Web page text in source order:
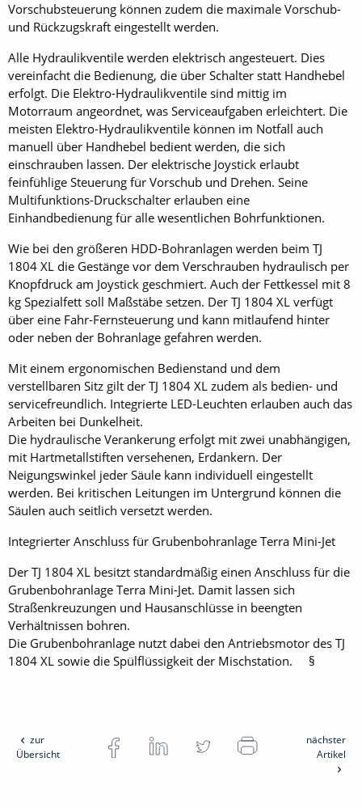
Vorschubsteuerung können zudem die maximale Vorschub-
und Rückzugskraft eingestellt werden.
Alle Hydraulikventile werden elektrisch angesteuert. Dies
vereinfacht die Bedienung, die über Schalter statt Handhebel
erfolgt. Die Elektro-Hydraulikventile sind mittig im
Motorraum angeordnet, was Serviceaufgaben erleichtert. Die
meisten Elektro-Hydraulikventile können im Notfall auch
manuell über Handhebel bedient werden, die sich
einschrauben lassen. Der elektrische Joystick erlaubt
feinfühlige Steuerung für Vorschub und Drehen. Seine
Multifunktions-Druckschalter erlauben eine
Einhandbedienung für alle wesentlichen Bohrfunktionen.
Wie bei den größeren HDD-Bohranlagen werden beim TJ
1804 XL die Gestänge vor dem Verschrauben hydraulisch per
Knopfdruck am Joystick geschmiert. Auch der Fettkessel mit 8
kg Spezialfett soll Maßstäbe setzen. Der TJ 1804 XL verfügt
über eine Fahr-Fernsteuerung und kann mitlaufend hinter
oder neben der Bohranlage gefahren werden.
Mit einem ergonomischen Bedienstand und dem
verstellbaren Sitz gilt der TJ 1804 XL zudem als bedien- und
servicefreundlich. Integrierte LED-Leuchten erlauben auch das
Arbeiten bei Dunkelheit.
Die hydraulische Verankerung erfolgt mit zwei unabhängigen,
mit Hartmetallstiften versehenen, Erdankern. Der
Neigungswinkel jeder Säule kann individuell eingestellt
werden. Bei ­kritischen Leitungen im Untergrund können die
Säulen auch seitlich versetzt werden.
Integrierter Anschluss für ­Grubenbohranlage Terra Mini-Jet
Der TJ 1804 XL besitzt standardmäßig einen Anschluss für die
Grubenbohranlage Terra Mini-Jet. Damit lassen sich
Straßenkreuzungen und Hausanschlüsse in beengten
Verhältnissen bohren.
Die Grubenbohranlage nutzt dabei den Antriebsmotor des TJ
1804 XL sowie die Spülflüssigkeit der Mischstation. §
zur
Übersicht
nächster
Artikel